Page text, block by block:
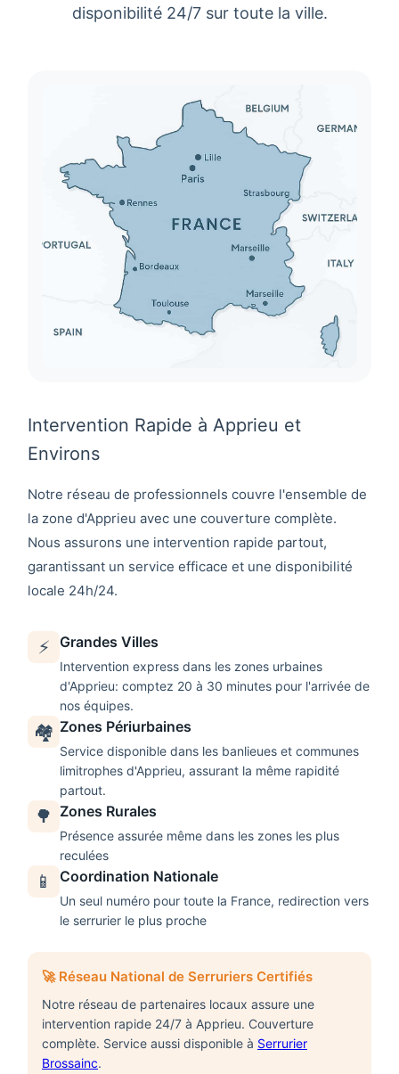
disponibilité 24/7 sur toute la ville.
Intervention Rapide à Apprieu et
Environs
Notre réseau de professionnels couvre l'ensemble de
la zone d'Apprieu avec une couverture complète.
Nous assurons une intervention rapide partout,
garantissant un service efficace et une disponibilité
locale 24h/24.
⚡ Grandes Villes
Intervention express dans les zones urbaines
d'Apprieu: comptez 20 à 30 minutes pour l'arrivée de
nos équipes.
🏘️ Zones Périurbaines
Service disponible dans les banlieues et communes
limitrophes d'Apprieu, assurant la même rapidité
partout.
🌳 Zones Rurales
Présence assurée même dans les zones les plus
reculées
📱 Coordination Nationale
Un seul numéro pour toute la France, redirection vers
le serrurier le plus proche
🚀 Réseau National de Serruriers Certifiés
Notre réseau de partenaires locaux assure une
intervention rapide 24/7 à Apprieu. Couverture
complète. Service aussi disponible à Serrurier
Brossainc.